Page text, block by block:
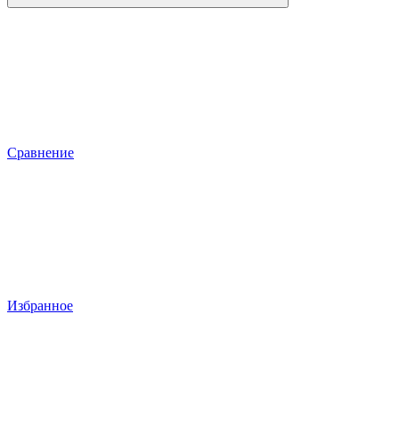
Сравнение
Избранное